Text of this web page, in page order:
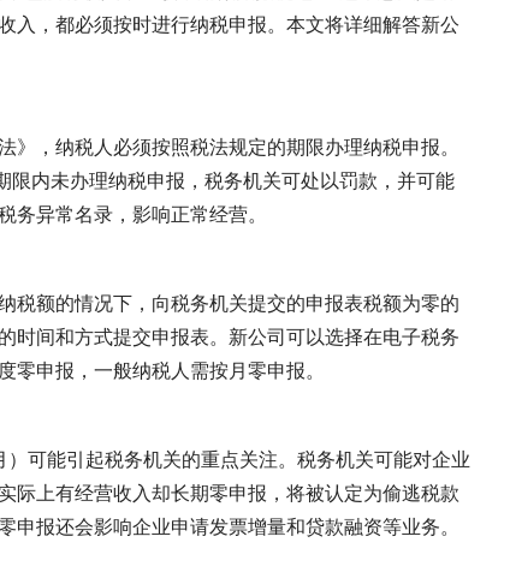
入，都必须按时进行纳税申报。本文将详细解答新公
，纳税人必须按照税法规定的期限办理纳税申报。
内未办理纳税申报，税务机关可处以罚款，并可能
务异常名录，影响正常经营。
税额的情况下，向税务机关提交的申报表税额为零的
时间和方式提交申报表。新公司可以选择在电子税务
零申报，一般纳税人需按月零申报。
可能引起税务机关的重点关注。税务机关可能对企业
际上有经营收入却长期零申报，将被认定为偷逃税款
报还会影响企业申请发票增量和贷款融资等业务。